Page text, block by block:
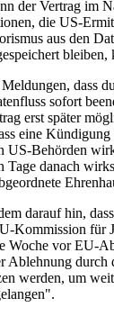
der Vertrag im
die US-
aus den
bleiben,
dass
sofort
erst später
eine Kündigung
US-Behörden
Tage danach
darauf hin, dass
Kommission für
Woche vor EU-
Ablehnung durch
werden, um